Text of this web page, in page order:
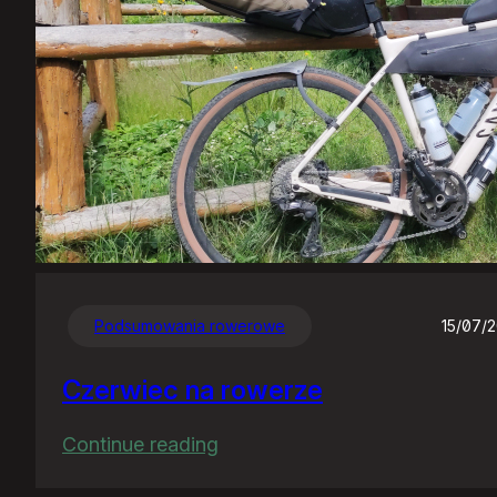
Podsumowania rowerowe 15/07/
Czerwiec na rowerze
Continue reading